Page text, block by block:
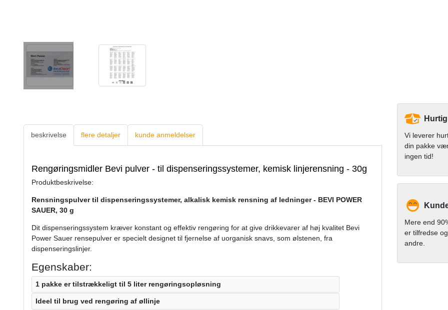
beskrivelse flere detaljer kunde anmeldelser
Rengøringsmidler Bevi pulver - til dispenseringssystemer, kemisk linjerensning - 30g
Produktbeskrivelse:
Rensningspulver til dispenseringssystemer, alkalisk kemisk rensning af ledninger - BEVI POWER
SAUER, 30 g
Dit dispenseringssystem kræver konstant og effektiv rengøring for at give drikkevarer af høj kvalitet Bevi
Power Sauer rensepulver er specielt designet til fjernelse af uorganisk snavs, som ølstenen, fra
dispenseringslinjer.
Egenskaber:
1 pakke er tilstrækkeligt til 5 liter rengøringsopløsning
Ideel til brug ved rengøring af øllinje
Vi leverer
din pakke
ingen tid!
Mere end
er tilfredse
andre.